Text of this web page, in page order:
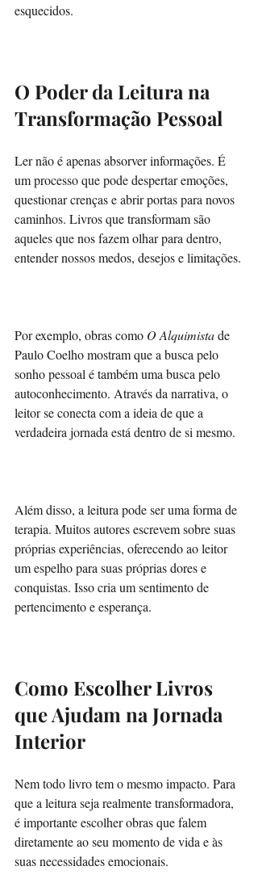
esquecidos.
O Poder da Leitura na
Transformação Pessoal
Ler não é apenas absorver informações. É
um processo que pode despertar emoções,
questionar crenças e abrir portas para novos
caminhos. Livros que transformam são
aqueles que nos fazem olhar para dentro,
entender nossos medos, desejos e limitações.
Por exemplo, obras como O Alquimista de
Paulo Coelho mostram que a busca pelo
sonho pessoal é também uma busca pelo
autoconhecimento. Através da narrativa, o
leitor se conecta com a ideia de que a
verdadeira jornada está dentro de si mesmo.
Além disso, a leitura pode ser uma forma de
terapia. Muitos autores escrevem sobre suas
próprias experiências, oferecendo ao leitor
um espelho para suas próprias dores e
conquistas. Isso cria um sentimento de
pertencimento e esperança.
Como Escolher Livros
que Ajudam na Jornada
Interior
Nem todo livro tem o mesmo impacto. Para
que a leitura seja realmente transformadora,
é importante escolher obras que falem
diretamente ao seu momento de vida e às
suas necessidades emocionais.